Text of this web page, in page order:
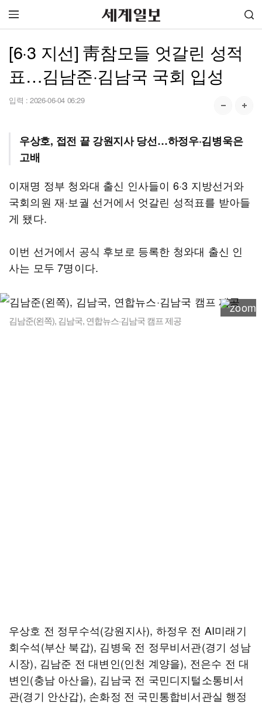
[6·3 지선] 靑참모들 엇갈린 성적
표…김남준·김남국 국회 입성
입력 : 2026-06-04 06:29
우상호, 접전 끝 강원지사 당선…하정우·김병욱은
고배
이재명 정부 청와대 출신 인사들이 6·3 지방선거와
국회의원 재·보궐 선거에서 엇갈린 성적표를 받아들
게 됐다.
이번 선거에서 공식 후보로 등록한 청와대 출신 인
사는 모두 7명이다.
김남준(왼쪽), 김남국, 연합뉴스·김남국 캠프 제공
우상호 전 정무수석(강원지사), 하정우 전 AI미래기
회수석(부산 북갑), 김병욱 전 정무비서관(경기 성남
시장), 김남준 전 대변인(인천 계양을), 전은수 전 대
변인(충남 아산을), 김남국 전 국민디지털소통비서
관(경기 안산갑), 손화정 전 국민통합비서관실 행정